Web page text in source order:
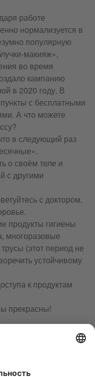
работе
нормализуется в
популярную
макияж»,
во время
кампанию
в 2020 году. В
с бесплатными
А что можете
в следующий раз
о своём теле и
с другими
с доктором,
продукты гигиены
многоразовые
(этот период не
устойчивому
к продуктам
прекрасны!